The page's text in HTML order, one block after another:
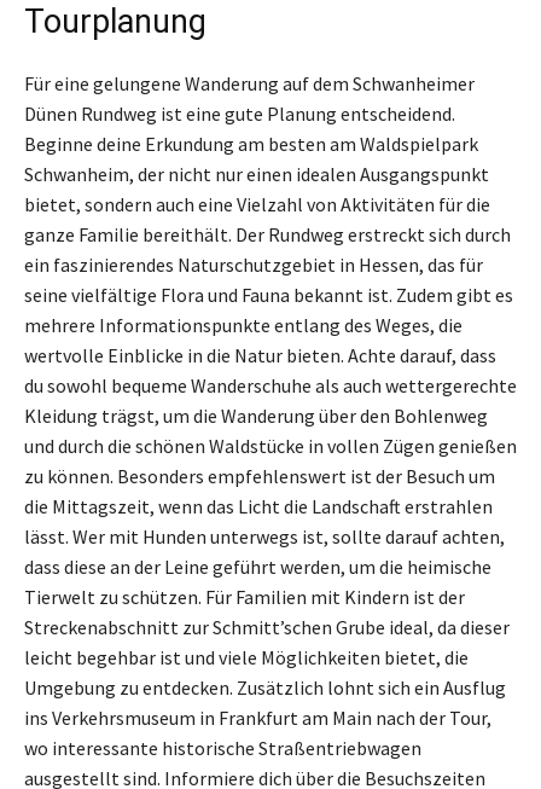
Tourplanung
Für eine gelungene Wanderung auf dem Schwanheimer
Dünen Rundweg ist eine gute Planung entscheidend.
Beginne deine Erkundung am besten am Waldspielpark
Schwanheim, der nicht nur einen idealen Ausgangspunkt
bietet, sondern auch eine Vielzahl von Aktivitäten für die
ganze Familie bereithält. Der Rundweg erstreckt sich durch
ein faszinierendes Naturschutzgebiet in Hessen, das für
seine vielfältige Flora und Fauna bekannt ist. Zudem gibt es
mehrere Informationspunkte entlang des Weges, die
wertvolle Einblicke in die Natur bieten. Achte darauf, dass
du sowohl bequeme Wanderschuhe als auch wettergerechte
Kleidung trägst, um die Wanderung über den Bohlenweg
und durch die schönen Waldstücke in vollen Zügen genießen
zu können. Besonders empfehlenswert ist der Besuch um
die Mittagszeit, wenn das Licht die Landschaft erstrahlen
lässt. Wer mit Hunden unterwegs ist, sollte darauf achten,
dass diese an der Leine geführt werden, um die heimische
Tierwelt zu schützen. Für Familien mit Kindern ist der
Streckenabschnitt zur Schmitt’schen Grube ideal, da dieser
leicht begehbar ist und viele Möglichkeiten bietet, die
Umgebung zu entdecken. Zusätzlich lohnt sich ein Ausflug
ins Verkehrsmuseum in Frankfurt am Main nach der Tour,
wo interessante historische Straßentriebwagen
ausgestellt sind. Informiere dich über die Besuchszeiten